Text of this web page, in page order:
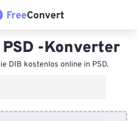
-Konverter
DIB kostenlos online in PSD.